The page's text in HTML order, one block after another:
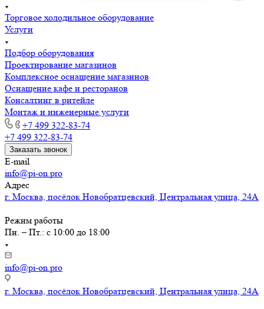
Торговое холодильное оборудование
Услуги
Подбор оборудования
Проектирование магазинов
Комплексное оснащение магазинов
Оснащение кафе и ресторанов
Консалтинг в ритейле
Монтаж и инженерные услуги
+7 499 322-83-74
+7 499 322-83-74
Заказать звонок
E-mail
info@pi-on.pro
Адрес
г. Москва, посёлок Новобратцевский, Центральная улица, 24А
Режим работы
Пн. – Пт.: с 10:00 до 18:00
info@pi-on.pro
г. Москва, посёлок Новобратцевский, Центральная улица, 24А